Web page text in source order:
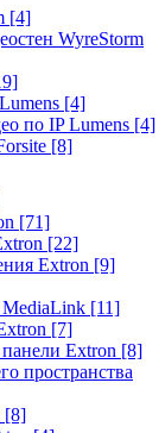
[4]
WyreStorm
[4]
по IP Lumens [4]
[8]
[71]
[22]
Extron [9]
[11]
[7]
Extron [8]
пространства
[8]